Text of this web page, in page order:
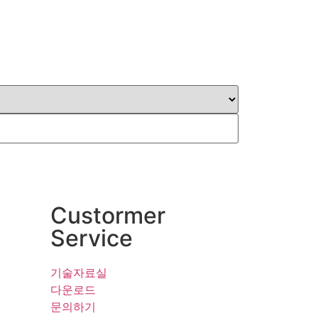
Custormer
Service
기술자료실
다운로드
문의하기